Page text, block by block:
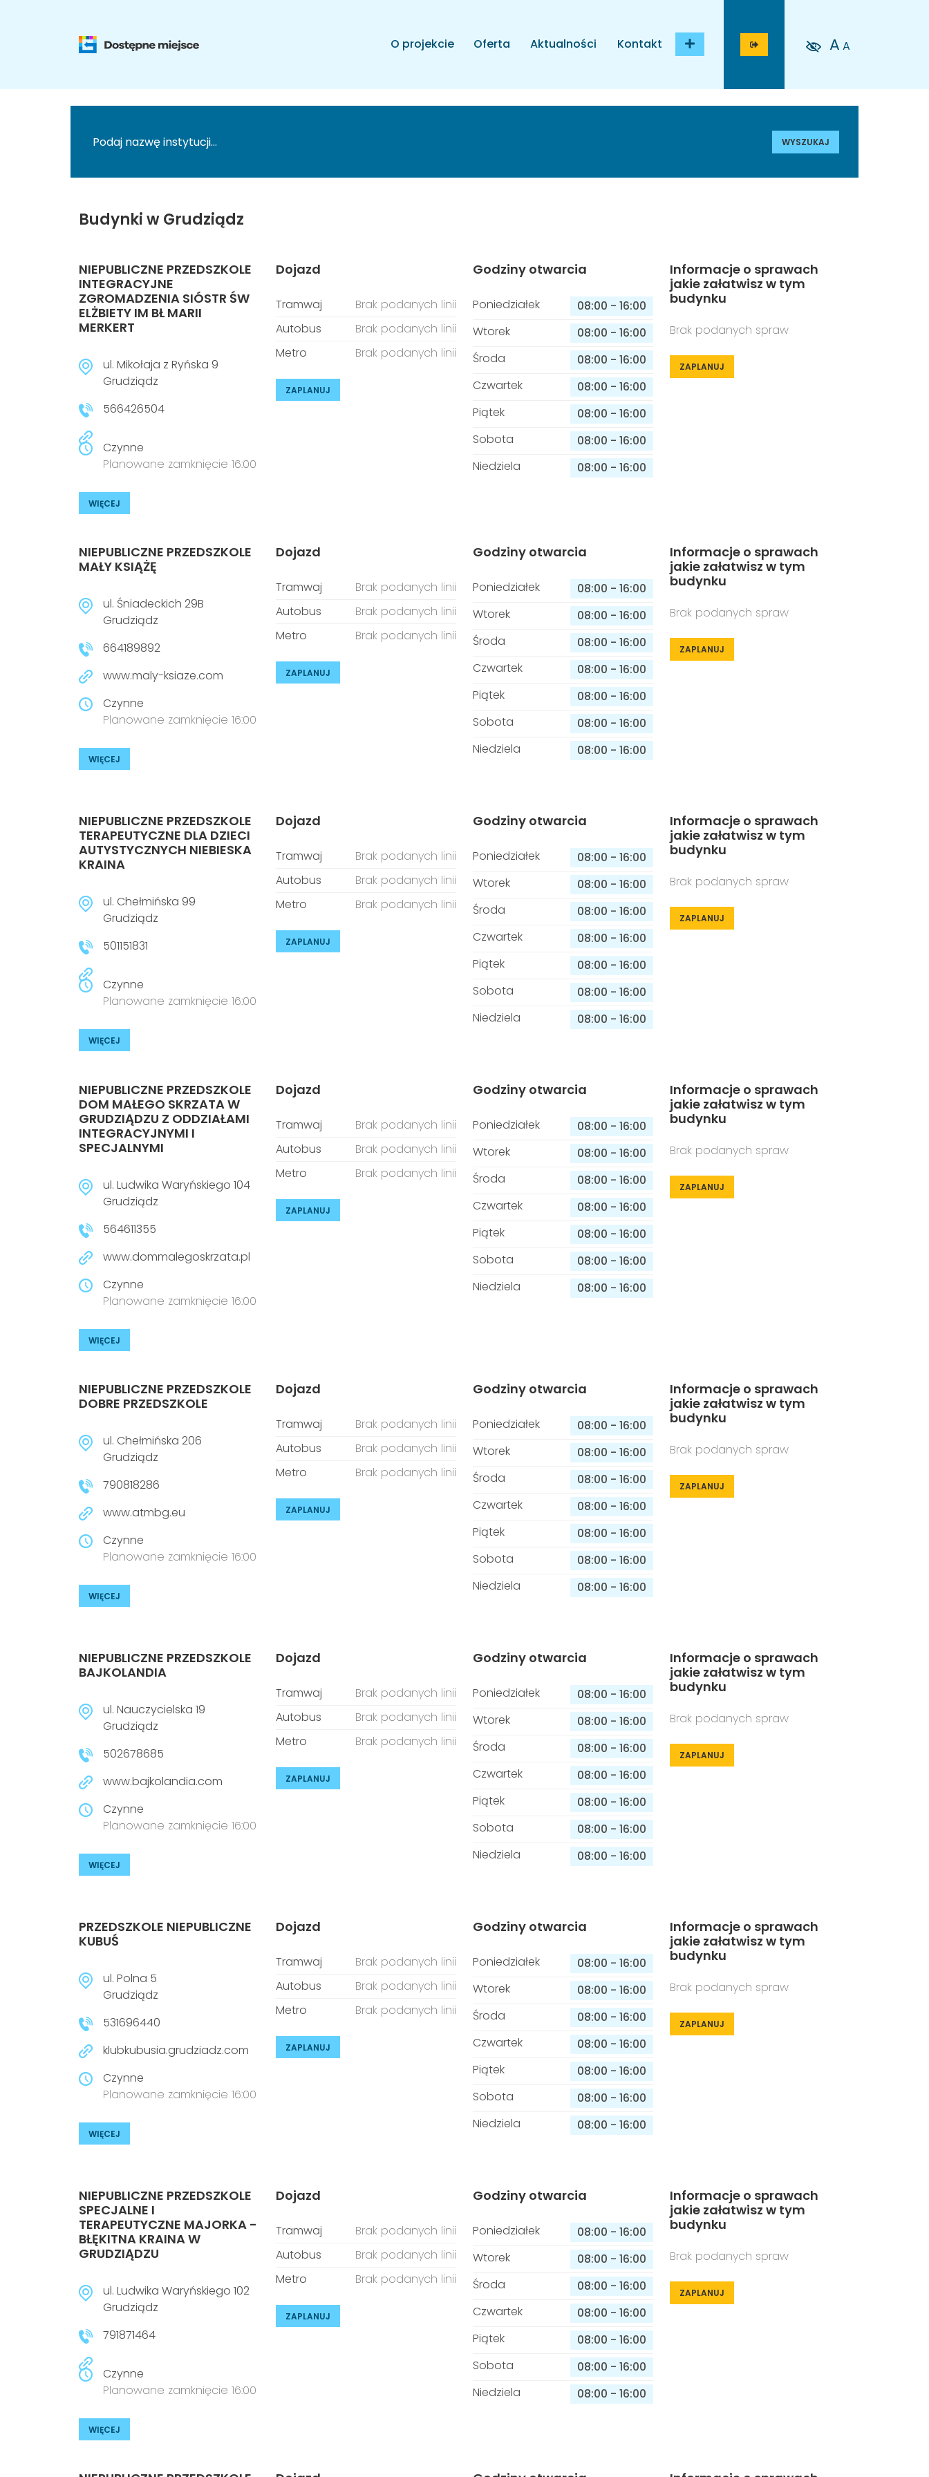
O projekcie Oferta Aktualności Kontakt A A
WYSZUKAJ
Budynki w Grudziądz
NIEPUBLICZNE PRZEDSZKOLE
INTEGRACYJNE
ZGROMADZENIA SIÓSTR ŚW
ELŻBIETY IM BŁ MARII
MERKERT
ul. Mikołaja z Ryńska 9
Grudziądz
566426504
Czynne
Planowane zamknięcie 16:00
WIĘCEJ
Dojazd
Tramwaj
Brak podanych linii
Autobus
Brak podanych linii
Metro
Brak podanych linii
ZAPLANUJ
Godziny otwarcia
Poniedziałek 08:00 - 16:00
Wtorek
08:00 - 16:00
Środa
08:00 - 16:00
Czwartek
08:00 - 16:00
Piątek
08:00 - 16:00
Sobota
08:00 - 16:00
Niedziela
08:00 - 16:00
Informacje o sprawach
jakie załatwisz w tym
budynku
Brak podanych spraw
ZAPLANUJ
NIEPUBLICZNE PRZEDSZKOLE
MAŁY KSIĄŻĘ
ul. Śniadeckich 29B
Grudziądz
664189892
www.maly-ksiaze.com
Czynne
Planowane zamknięcie 16:00
WIĘCEJ
Dojazd
Tramwaj
Brak podanych linii
Autobus
Brak podanych linii
Metro
Brak podanych linii
ZAPLANUJ
Godziny otwarcia
Poniedziałek 08:00 - 16:00
Wtorek
08:00 - 16:00
Środa
08:00 - 16:00
Czwartek
08:00 - 16:00
Piątek
08:00 - 16:00
Sobota
08:00 - 16:00
Niedziela
08:00 - 16:00
Informacje o sprawach
jakie załatwisz w tym
budynku
Brak podanych spraw
ZAPLANUJ
NIEPUBLICZNE PRZEDSZKOLE
TERAPEUTYCZNE DLA DZIECI
AUTYSTYCZNYCH NIEBIESKA
KRAINA
ul. Chełmińska 99
Grudziądz
501151831
Czynne
Planowane zamknięcie 16:00
WIĘCEJ
Dojazd
Tramwaj
Brak podanych linii
Autobus
Brak podanych linii
Metro
Brak podanych linii
ZAPLANUJ
Godziny otwarcia
Poniedziałek 08:00 - 16:00
Wtorek
08:00 - 16:00
Środa
08:00 - 16:00
Czwartek
08:00 - 16:00
Piątek
08:00 - 16:00
Sobota
08:00 - 16:00
Niedziela
08:00 - 16:00
Informacje o sprawach
jakie załatwisz w tym
budynku
Brak podanych spraw
ZAPLANUJ
NIEPUBLICZNE PRZEDSZKOLE
DOM MAŁEGO SKRZATA W
GRUDZIĄDZU Z ODDZIAŁAMI
INTEGRACYJNYMI I
SPECJALNYMI
ul. Ludwika Waryńskiego 104
Grudziądz
564611355
www.dommalegoskrzata.pl
Czynne
Planowane zamknięcie 16:00
WIĘCEJ
Dojazd
Tramwaj
Brak podanych linii
Autobus
Brak podanych linii
Metro
Brak podanych linii
ZAPLANUJ
Godziny otwarcia
Poniedziałek 08:00 - 16:00
Wtorek
08:00 - 16:00
Środa
08:00 - 16:00
Czwartek
08:00 - 16:00
Piątek
08:00 - 16:00
Sobota
08:00 - 16:00
Niedziela
08:00 - 16:00
Informacje o sprawach
jakie załatwisz w tym
budynku
Brak podanych spraw
ZAPLANUJ
NIEPUBLICZNE PRZEDSZKOLE
DOBRE PRZEDSZKOLE
ul. Chełmińska 206
Grudziądz
790818286
www.atmbg.eu
Czynne
Planowane zamknięcie 16:00
WIĘCEJ
Dojazd
Tramwaj
Brak podanych linii
Autobus
Brak podanych linii
Metro
Brak podanych linii
ZAPLANUJ
Godziny otwarcia
Poniedziałek 08:00 - 16:00
Wtorek
08:00 - 16:00
Środa
08:00 - 16:00
Czwartek
08:00 - 16:00
Piątek
08:00 - 16:00
Sobota
08:00 - 16:00
Niedziela
08:00 - 16:00
Informacje o sprawach
jakie załatwisz w tym
budynku
Brak podanych spraw
ZAPLANUJ
NIEPUBLICZNE PRZEDSZKOLE
BAJKOLANDIA
ul. Nauczycielska 19
Grudziądz
502678685
www.bajkolandia.com
Czynne
Planowane zamknięcie 16:00
WIĘCEJ
Dojazd
Tramwaj
Brak podanych linii
Autobus
Brak podanych linii
Metro
Brak podanych linii
ZAPLANUJ
Godziny otwarcia
Poniedziałek 08:00 - 16:00
Wtorek
08:00 - 16:00
Środa
08:00 - 16:00
Czwartek
08:00 - 16:00
Piątek
08:00 - 16:00
Sobota
08:00 - 16:00
Niedziela
08:00 - 16:00
Informacje o sprawach
jakie załatwisz w tym
budynku
Brak podanych spraw
ZAPLANUJ
PRZEDSZKOLE NIEPUBLICZNE
KUBUŚ
ul. Polna 5
Grudziądz
531696440
klubkubusia.grudziadz.com
Czynne
Planowane zamknięcie 16:00
WIĘCEJ
Dojazd
Tramwaj
Brak podanych linii
Autobus
Brak podanych linii
Metro
Brak podanych linii
ZAPLANUJ
Godziny otwarcia
Poniedziałek 08:00 - 16:00
Wtorek
08:00 - 16:00
Środa
08:00 - 16:00
Czwartek
08:00 - 16:00
Piątek
08:00 - 16:00
Sobota
08:00 - 16:00
Niedziela
08:00 - 16:00
Informacje o sprawach
jakie załatwisz w tym
budynku
Brak podanych spraw
ZAPLANUJ
NIEPUBLICZNE PRZEDSZKOLE
SPECJALNE I
TERAPEUTYCZNE MAJORKA -
BŁĘKITNA KRAINA W
GRUDZIĄDZU
ul. Ludwika Waryńskiego 102
Grudziądz
791871464
Czynne
Planowane zamknięcie 16:00
WIĘCEJ
Dojazd
Tramwaj
Brak podanych linii
Autobus
Brak podanych linii
Metro
Brak podanych linii
ZAPLANUJ
Godziny otwarcia
Poniedziałek 08:00 - 16:00
Wtorek
08:00 - 16:00
Środa
08:00 - 16:00
Czwartek
08:00 - 16:00
Piątek
08:00 - 16:00
Sobota
08:00 - 16:00
Niedziela
08:00 - 16:00
Informacje o sprawach
jakie załatwisz w tym
budynku
Brak podanych spraw
ZAPLANUJ